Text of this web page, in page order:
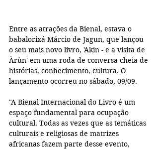
Entre as atrações da Bienal, estava o
babalorixá Márcio de Jagun, que lançou
o seu mais novo livro, 'Akin - e a visita de
Àrùn' em uma roda de conversa cheia de
histórias, conhecimento, cultura. O
lançamento ocorreu no sábado, 09/09.
"A Bienal Internacional do Livro é um
espaço fundamental para ocupação
cultural. Todas as vezes que as temáticas
culturais e religiosas de matrizes
africanas fazem parte desse evento,